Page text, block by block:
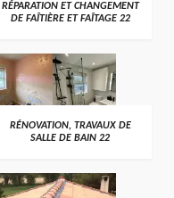
RÉPARATION ET CHANGEMENT
DE FAÎTIÈRE ET FAÎTAGE 22
RÉNOVATION, TRAVAUX DE
SALLE DE BAIN 22